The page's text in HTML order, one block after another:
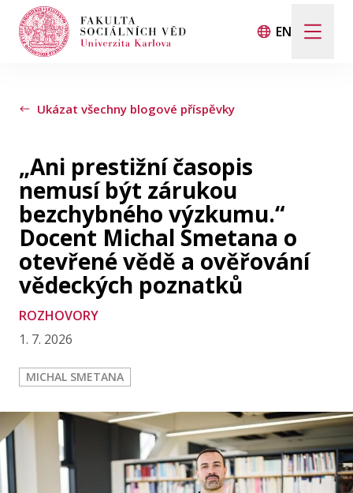
EN
Hledat
Když jsou k dispozici výsledky z našeptávače,
Události
Projekty
Ocenění
Blog
Kontakt
Ukázat všechny blogové příspěvky
„Ani prestižní časopis
nemusí být zárukou
bezchybného výzkumu.“
Docent Michal Smetana o
otevřené vědě a ověřování
vědeckých poznatků
ROZHOVORY
1. 7. 2026
MICHAL SMETANA